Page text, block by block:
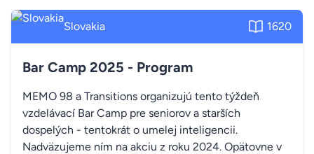
Slovakia 1620
Bar Camp 2025 - Program
MEMO 98 a Transitions organizujú tento týždeň
vzdelávací Bar Camp pre seniorov a starších
dospelých - tentokrát o umelej inteligencii.
Nadväzujeme ním na akciu z roku 2024. Opätovne v